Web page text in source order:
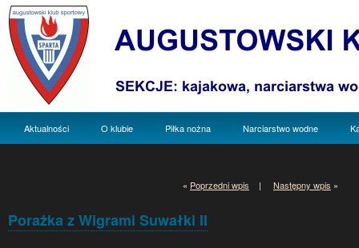
Aktualności O klubie Piłka nożna Narciarstwo wodne
« Poprzedni wpis | Następny wpis »
Porażka z Wigrami Suwałki II